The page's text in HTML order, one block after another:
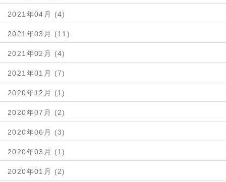
2021年04月 (4)
2021年03月 (11)
2021年02月 (4)
2021年01月 (7)
2020年12月 (1)
2020年07月 (2)
2020年06月 (3)
2020年03月 (1)
2020年01月 (2)